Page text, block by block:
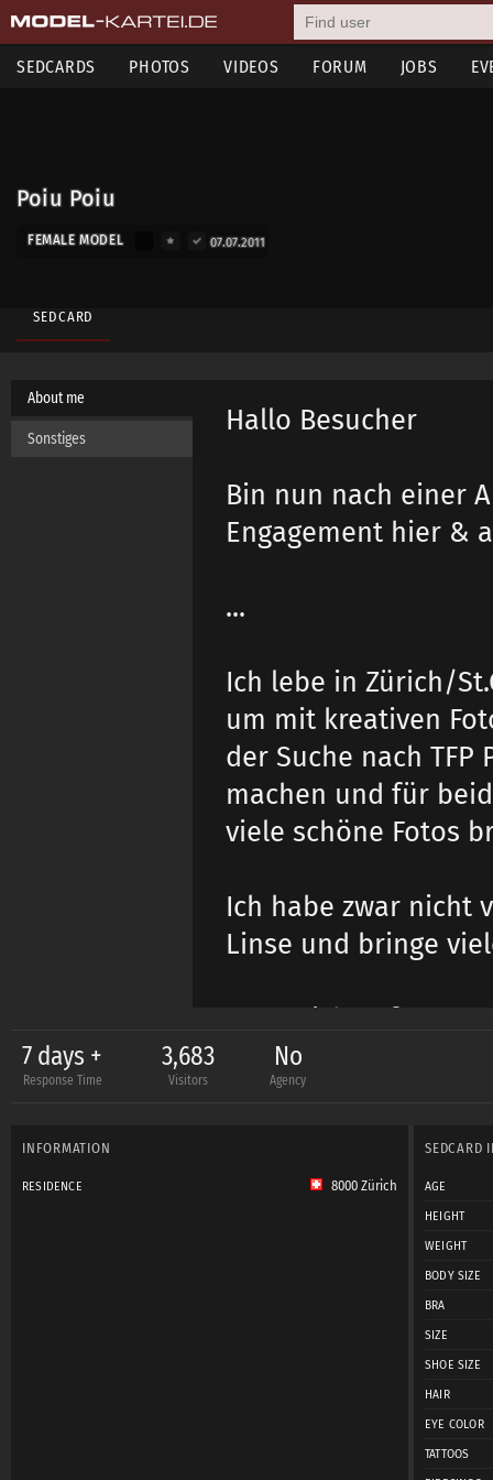
SEDCARDS PHOTOS VIDEOS FORUM JOBS
Poiu Poiu
FEMALE MODEL 07.07.2011
SEDCARD
About me
Sonstiges
Hallo Besucher
Bin nun nach einer
Engagement hier &
...
Ich lebe in Zürich/
um mit kreativen
der Suche nach
machen und für
viele schöne Fotos
Ich habe zwar nicht
Linse und bringe
Freu mich auf Eure
möglich mit
7 days +
Response Time
3,683
Visitors
No
Agency
INFORMATION
RESIDENCE 8000 Zürich
SEDCARD
AGE
HEIGHT
WEIGHT
BODY SIZE
BRA
SIZE
SHOE SIZE
HAIR
EYE COLOR
TATTOOS